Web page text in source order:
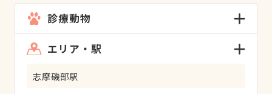
診療動物
エリア・駅
志摩磯部駅